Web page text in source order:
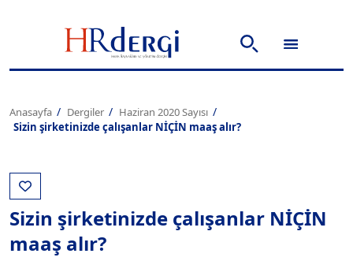
Anasayfa Dergiler
Haziran 2020 Sayısı
Sizin şirketinizde çalışanlar NİÇİN maaş alır?
Sizin şirketinizde çalışanlar NİÇİN
maaş alır?